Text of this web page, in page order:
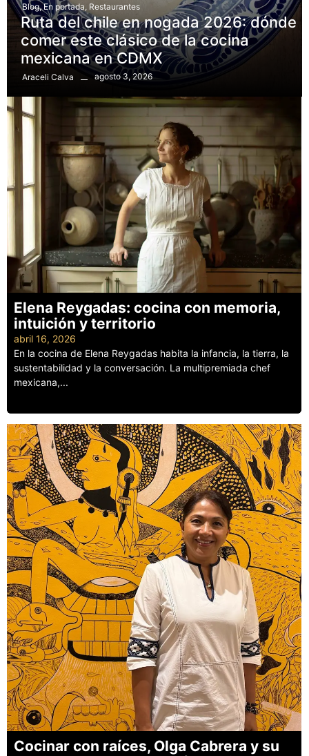
Blog, En portada Restaurantes
Ruta del chile en nogada 2026: dónde
comer este clásico de la cocina
mexicana en CDMX
Araceli Calva agosto 3, 2026
Elena Reygadas: cocina con memoria,
intuición y territorio
abril 16, 2026
En la cocina de Elena Reygadas habita la infancia, la tierra, la
sustentabilidad y la conversación. La multipremiada chef
mexicana,...
Cocinar con raíces, Olga Cabrera y su